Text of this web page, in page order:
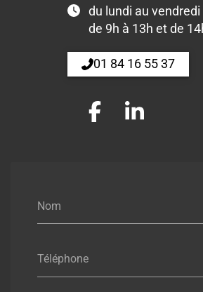
Nom
Téléphone
du lundi au vendredi
de 9h à 13h et de
01 84 16 55 37